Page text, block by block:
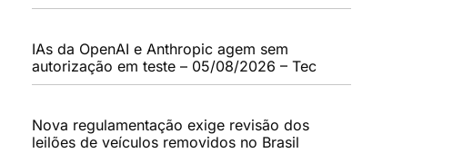
IAs da OpenAI e Anthropic agem sem
autorização em teste – 05/08/2026 – Tec
Nova regulamentação exige revisão dos
leilões de veículos removidos no Brasil